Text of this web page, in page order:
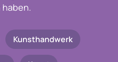
Kunsthandwerk